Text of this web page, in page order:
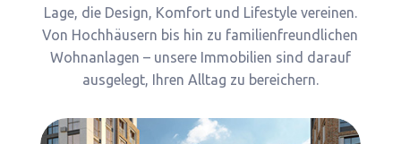
Lage, die Design, Komfort und Lifestyle vereinen.
Von Hochhäusern bis hin zu familienfreundlichen
Wohnanlagen – unsere Immobilien sind darauf
ausgelegt, Ihren Alltag zu bereichern.